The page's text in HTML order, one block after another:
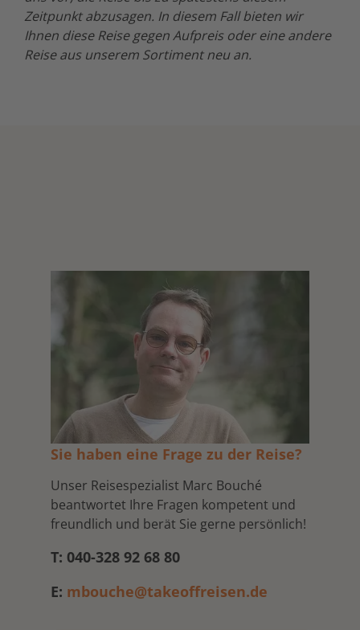
Zeitpunkt abzusagen. In diesem Fall bieten wir
Ihnen diese Reise gegen Aufpreis oder eine andere
Reise aus unserem Sortiment neu an.
Sie haben eine Frage zu der Reise?
Unser Reisespezialist Marc Bouché
beantwortet Ihre Fragen kompetent und
freundlich und berät Sie gerne persönlich!
T: 040-328 92 68 80
E: mbouche@takeoffreisen.de